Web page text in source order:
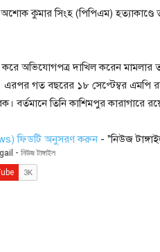
কুমার সিংহ (পিপিএম) হত্যাকাণ্ডে
অভিযোগপত্র দাখিল করেন মামলার
এরপর গত বছরের ১৮ সেপ্টেম্বর এমপি
তিনি কাশিমপুর কারাগারে
ফিডটি অনুসরণ করুন - "নিউজ